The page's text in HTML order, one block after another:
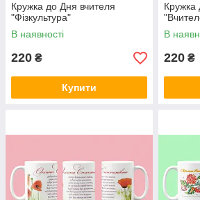
Кружка до Дня вчителя
"Фізкультура"
В наявності
220 ₴
Купити
Кружка
В
220 ₴